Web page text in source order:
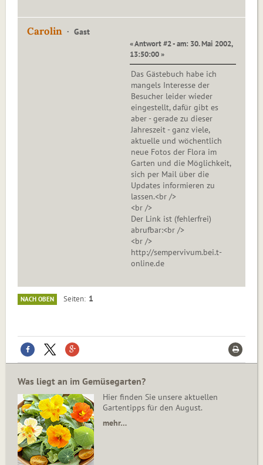
Carolin Gast
« Antwort #2 - am: 30. Mai 2002,
13:50:00 »
Das Gästebuch habe ich
mangels Interesse der
Besucher leider wieder
eingestellt, dafür gibt es
aber - gerade zu dieser
Jahreszeit - ganz viele,
aktuelle und wöchentlich
neue Fotos der Flora im
Garten und die Möglichkeit,
sich per Mail über die
Updates informieren zu
lassen.<br />
<br />
Der Link ist (fehlerfrei)
abrufbar:<br />
<br />
http://sempervivum.bei.t-
online.de
NACH OBEN Seiten 1
Was liegt an im Gemüsegarten?
Hier finden Sie unsere aktuellen
Gartentipps für den August.
mehr…